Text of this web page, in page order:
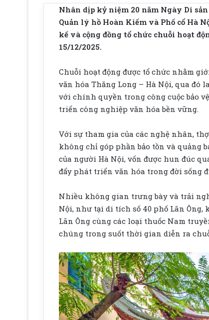
email
Nhân dịp kỷ niệm 20 năm Ngày Di
Quản lý hồ Hoàn Kiếm và Phố cổ Hà
kế và cộng đồng tổ chức chuỗi hoạt
15/12/2025.
Chuỗi hoạt động được tổ chức nhằm
văn hóa Thăng Long – Hà Nội, qua đó
với chính quyền trong công cuộc bảo
triển công nghiệp văn hóa bền vững.
Với sự tham gia của các nghệ nhân,
không chỉ góp phần bảo tồn và quảng
của người Hà Nội, vốn được hun đúc
đẩy phát triển văn hóa trong đời sống
Nhiều không gian trưng bày và trải
Nội, như tại di tích số 40 phố Lãn
Lãn Ông cùng các loại thuốc Nam
chúng trong suốt thời gian diễn ra